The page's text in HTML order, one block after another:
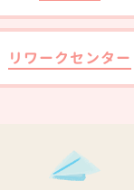
リワークセンター